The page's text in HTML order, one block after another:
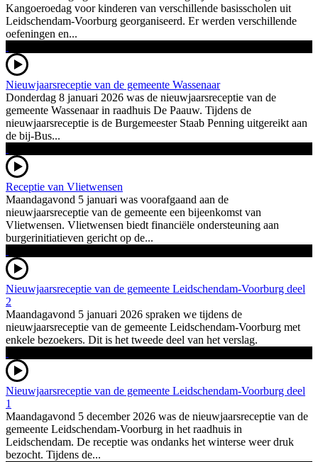
Kangoeroedag voor kinderen van verschillende basisscholen uit
Leidschendam-Voorburg georganiseerd. Er werden verschillende
oefeningen en...
Nieuwjaarsreceptie van de gemeente Wassenaar
Donderdag 8 januari 2026 was de nieuwjaarsreceptie van de
gemeente Wassenaar in raadhuis De Paauw. Tijdens de
nieuwjaarsreceptie is de Burgemeester Staab Penning uitgereikt aan
de bij-Bus...
Receptie van Vlietwensen
Maandagavond 5 januari was voorafgaand aan de
nieuwjaarsreceptie van de gemeente een bijeenkomst van
Vlietwensen. Vlietwensen biedt financiële ondersteuning aan
burgerinitiatieven gericht op de...
Nieuwjaarsreceptie van de gemeente Leidschendam-Voorburg deel
2
Maandagavond 5 januari 2026 spraken we tijdens de
nieuwjaarsreceptie van de gemeente Leidschendam-Voorburg met
enkele bezoekers. Dit is het tweede deel van het verslag.
Nieuwjaarsreceptie van de gemeente Leidschendam-Voorburg deel
1
Maandagavond 5 december 2026 was de nieuwjaarsreceptie van de
gemeente Leidschendam-Voorburg in het raadhuis in
Leidschendam. De receptie was ondanks het winterse weer druk
bezocht. Tijdens de...